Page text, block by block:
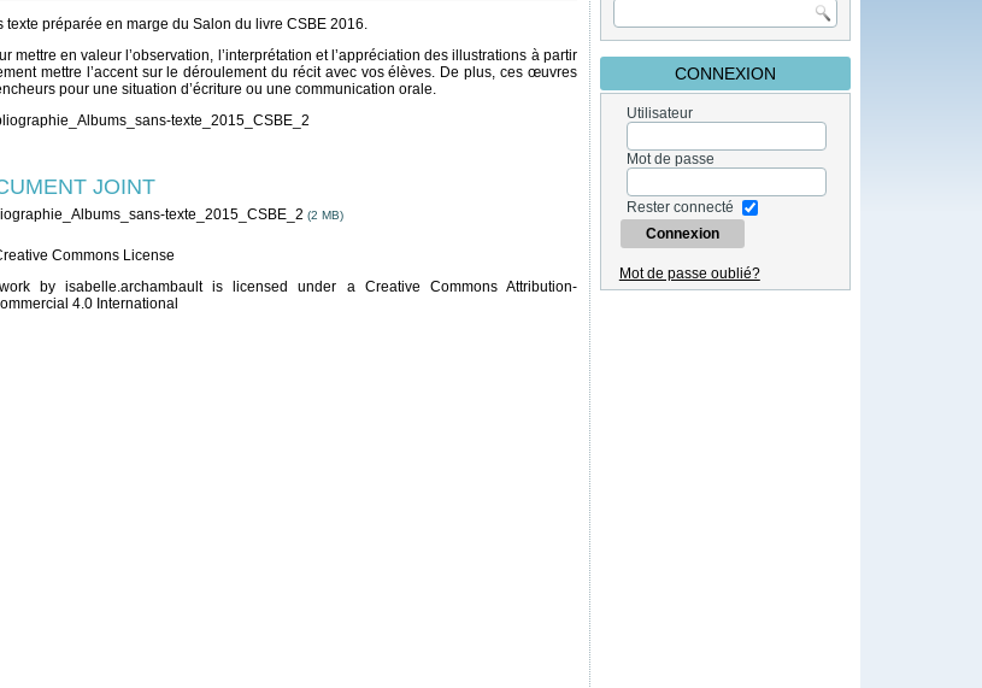
texte préparée en marge du Salon du livre CSBE 2016.
mettre en valeur l’observation, l’interprétation et l’appréciation des illustrations à partir
mettre l’accent sur le déroulement du récit avec vos élèves. De plus, ces œuvres
pour une situation d’écriture ou une communication orale.
texte_2015_CSBE_2
JOINT
texte_2015_CSBE_2 (2 MB)
byisabelle.archambaultis licensed under a Creative Commons Attribution-
4.0 International
CONNEXION
Utilisateur
Mot de passe
Rester connecté
Mot de passe oublié?